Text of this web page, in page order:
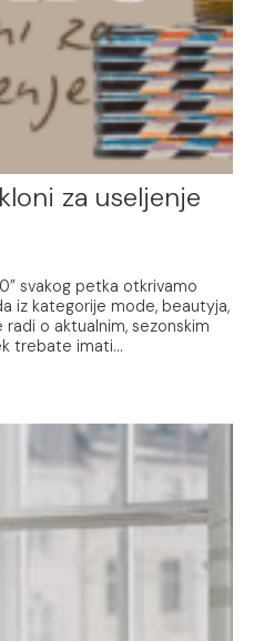
za useljenje
svakog petka otkrivamo
iz kategorije mode, beautyja,
o aktualnim, sezonskim
trebate imati...